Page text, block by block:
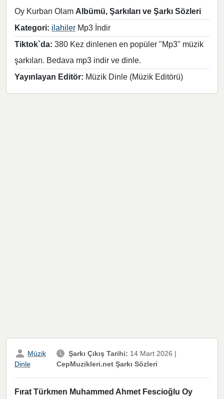
Oy Kurban Olam Albümü, Şarkıları ve Şarkı Sözleri
Kategori: ilahiler Mp3 İndir
Tiktok`da: 380 Kez dinlenen en popüler "Mp3" müzik
şarkıları. Bedava mp3 indir ve dinle.
Yayınlayan Editör: Müzik Dinle (Müzik Editörü)
Müzik
Dinle
Şarkı Çıkış Tarihi: 14 Mart 2026 |
CepMuzikleri.net Şarkı Sözleri
Fırat Türkmen Muhammed Ahmet Fescioğlu Oy